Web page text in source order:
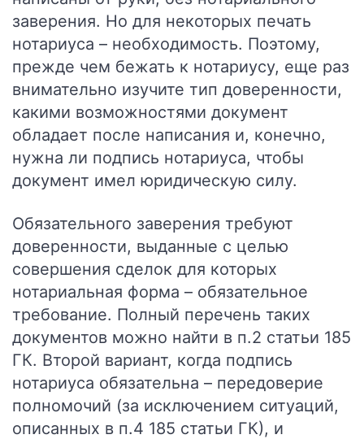
заверения. Но для некоторых печать
нотариуса – необходимость. Поэтому,
прежде чем бежать к нотариусу, еще раз
внимательно изучите тип доверенности,
какими возможностями документ
обладает после написания и, конечно,
нужна ли подпись нотариуса, чтобы
документ имел юридическую силу.
Обязательного заверения требуют
доверенности, выданные с целью
совершения сделок для которых
нотариальная форма – обязательное
требование. Полный перечень таких
документов можно найти в п.2 статьи 185
ГК. Второй вариант, когда подпись
нотариуса обязательна – передоверие
полномочий (за исключением ситуаций,
описанных в п.4 185 статьи ГК), и